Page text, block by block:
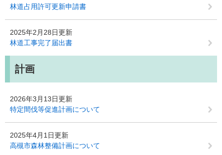
林道占用許可更新申請書
2025年2月28日更新
林道工事完了届出書
計画
2026年3月13日更新
特定間伐等促進計画について
2025年4月1日更新
高槻市森林整備計画について